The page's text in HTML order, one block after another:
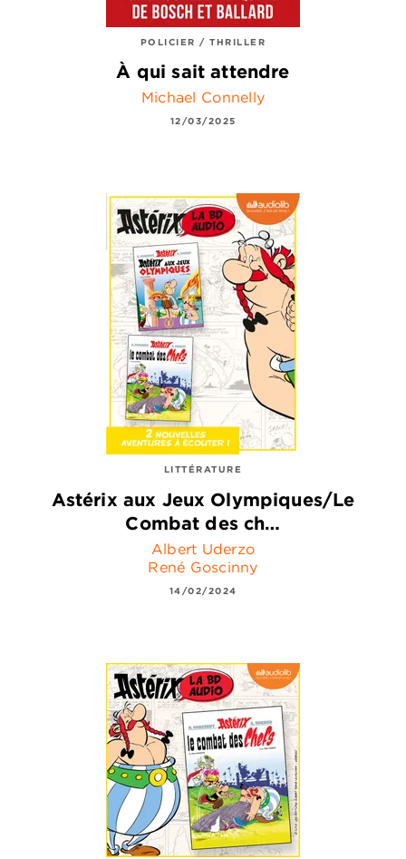
POLICIER / THRILLER
À qui sait attendre
Michael Connelly
12/03/2025
LITTÉRATURE
Astérix aux Jeux Olympiques/Le
Combat des ch…
Albert Uderzo
René Goscinny
14/02/2024